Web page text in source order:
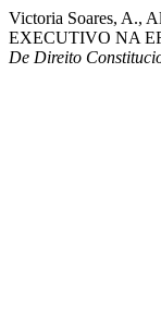
Victoria Soares, A.,
EXECUTIVO NA
De Direito